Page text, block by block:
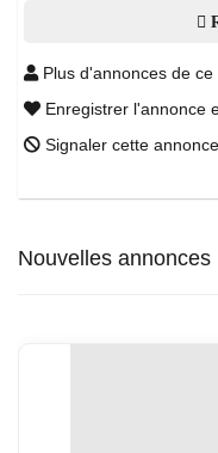
Plus d'annonces de ce
Enregistrer l'annonce
Signaler cette annonce
Nouvelles annonces